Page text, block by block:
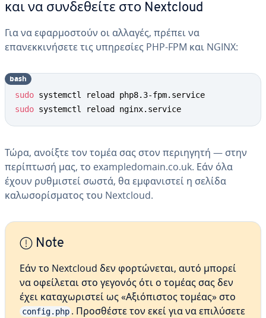
και να συνδεθείτε στο Nextcloud
Για να εφαρμοστούν οι αλλαγές, πρέπει να
επανεκκινήσετε τις υπηρεσίες PHP-FPM και NGINX:
sudo
sudo systemctl reload nginx.service
bash
Τώρα, ανοίξτε τον τομέα σας στον περιηγητή — στην
περίπτωσή μας, το exampledomain.co.uk. Εάν όλα
έχουν ρυθμιστεί σωστά, θα εμφανιστεί η σελίδα
καλωσορίσματος του Nextcloud.
Note
Εάν το Nextcloud δεν φορτώνεται, αυτό μπορεί
να οφείλεται στο γεγονός ότι ο τομέας σας δεν
έχει καταχωριστεί ως «Αξιόπιστος τομέας» στο
config.php . Προσθέστε τον εκεί για να επιλύσετε